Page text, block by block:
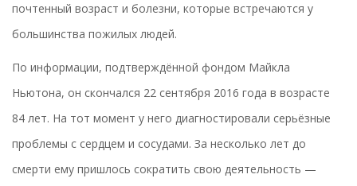
почтенный возраст и болезни, которые встречаются у
большинства пожилых людей.
По информации, подтверждённой фондом Майкла
Ньютона, он скончался 22 сентября 2016 года в возрасте
84 лет. На тот момент у него диагностировали серьёзные
проблемы с сердцем и сосудами. За несколько лет до
смерти ему пришлось сократить свою деятельность —